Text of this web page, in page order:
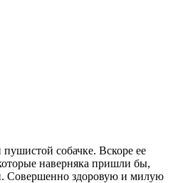
собачке. Вскоре ее
наверняка пришли бы,
Совершенно здоровую и милую